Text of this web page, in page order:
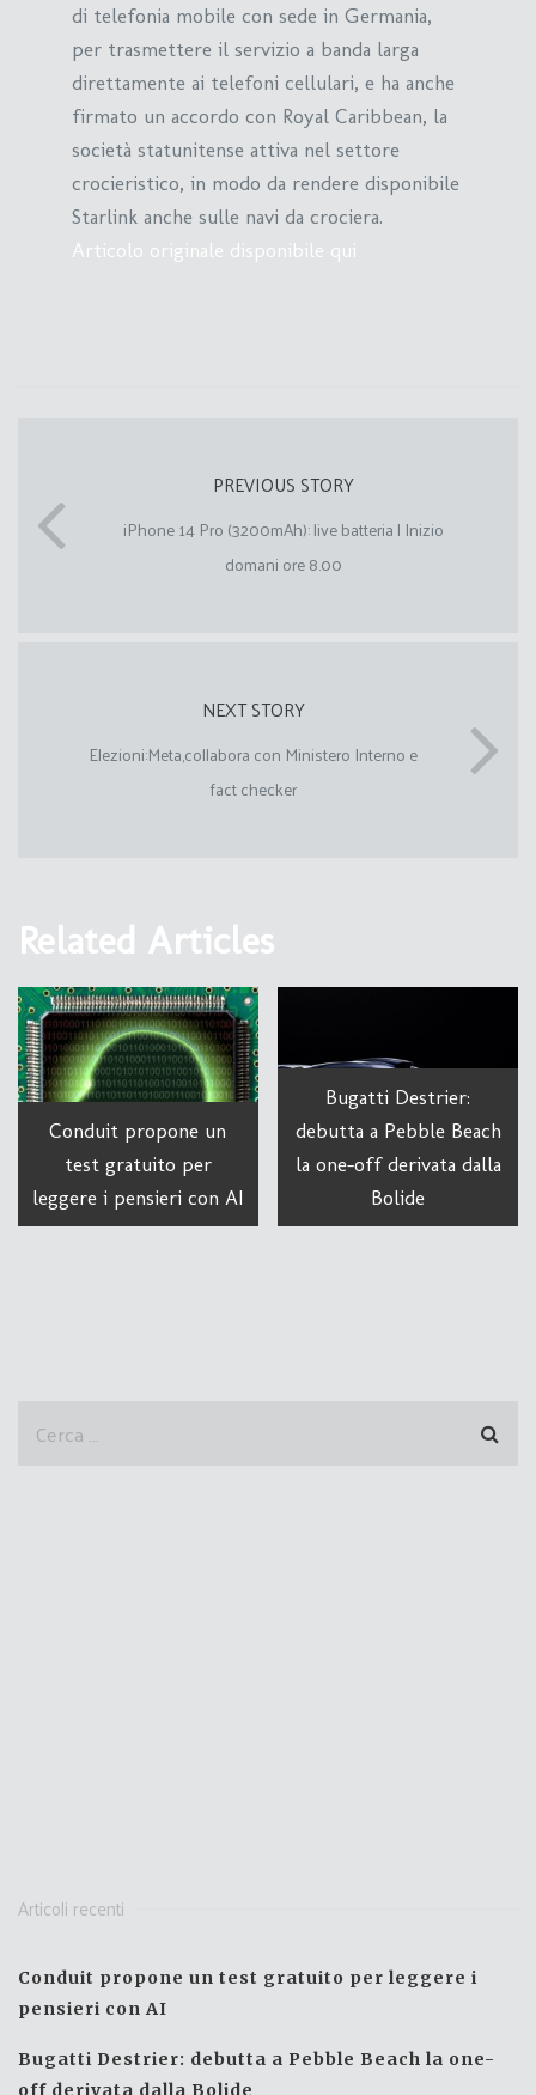
di telefonia mobile con sede in Germania,
per trasmettere il servizio a banda larga
direttamente ai telefoni cellulari, e ha anche
firmato un accordo con Royal Caribbean, la
società statunitense attiva nel settore
crocieristico, in modo da rendere disponibile
Starlink anche sulle navi da crociera.
Articolo originale disponibile qui
PREVIOUS STORY
iPhone 14 Pro (3200mAh): live batteria | Inizio
domani ore 8.00
NEXT STORY
Elezioni:Meta,collabora con Ministero Interno e
fact checker
Related Articles
Conduit propone un
test gratuito per
leggere i pensieri con AI
Bugatti Destrier:
debutta a Pebble Beach
la one-off derivata dalla
Bolide
Articoli recenti
Conduit propone un test gratuito per leggere i
pensieri con AI
Bugatti Destrier: debutta a Pebble Beach la one-